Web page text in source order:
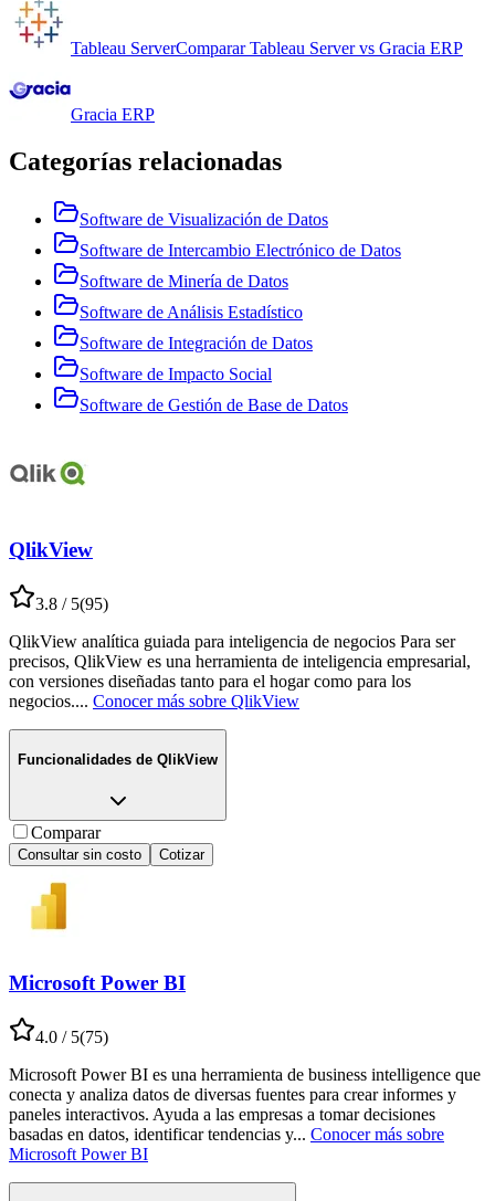
Tableau ServerComparar Tableau Servervs Gracia ERP
Gracia ERP
Categorías relacionadas
Software de Visualización de Datos
Software de Intercambio Electrónico de Datos
Software de Minería de Datos
Software de Análisis Estadístico
Software de Integración de Datos
Software de Impacto Social
Software de Gestión de Base de Datos
QlikView
3.8 / 5(95)
QlikView analítica guiada para inteligencia de negocios Para ser
precisos, QlikView es una herramienta de inteligencia empresarial,
con versiones diseñadas tanto para el hogar como para los
negocios.... Conocer más sobre QlikView
Funcionalidades de QlikView
Comparar
Consultar sin costo Cotizar
Microsoft Power BI
4.0 / 5(75)
Microsoft Power BI es una herramienta de business intelligence que
conecta y analiza datos de diversas fuentes para crear informes y
paneles interactivos. Ayuda a las empresas a tomar decisiones
basadas en datos, identificar tendencias y... Conocer más sobre
Microsoft Power BI